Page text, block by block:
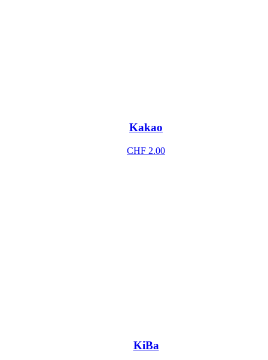
Kakao
CHF 2.00
KiBa